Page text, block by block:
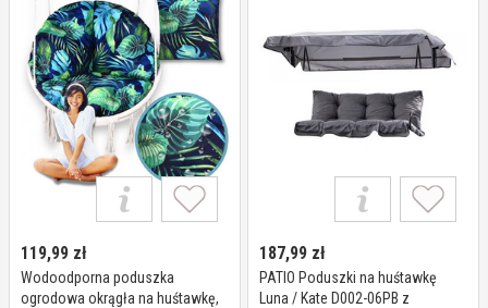
119,99 zł
Wodoodporna poduszka
ogrodowa okrągła na huśtawkę,
187,99 zł
PATIO Poduszki na huśtawkę
Luna / Kate D002-06PB z